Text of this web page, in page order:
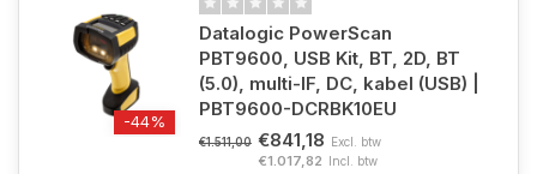
-44%
Datalogic PowerScan
PBT9600, USB Kit, BT, 2D, BT
(5.0), multi-IF, DC, kabel (USB) |
PBT9600-DCRBK10EU
€1.511,00 €841,18 Excl. btw
€1.017,82 Incl. btw